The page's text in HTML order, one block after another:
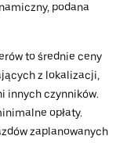
podana
to średnie ceny
z lokalizacji,
innych czynników.
opłaty.
zaplanowanych